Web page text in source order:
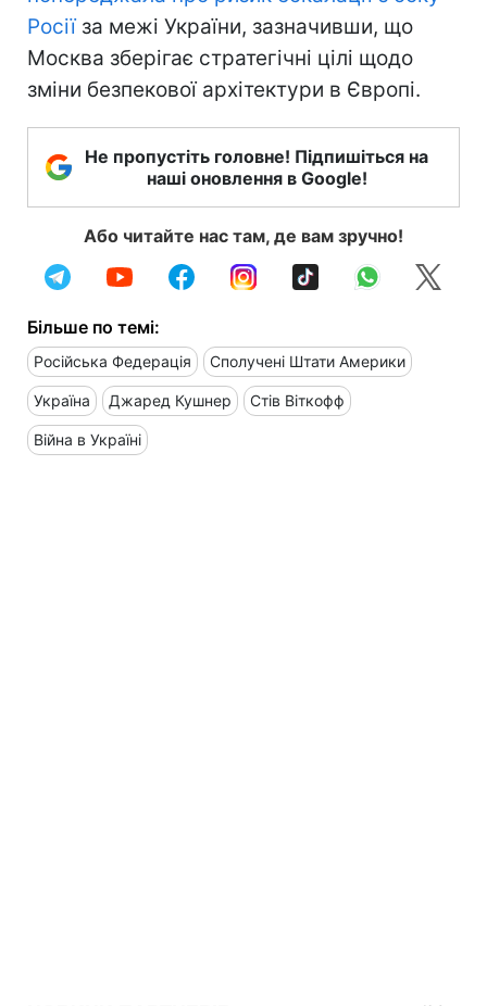
Росіїза межі України, зазначивши, що
Москва зберігає стратегічні цілі щодо
зміни безпекової архітектури в Європі.
Не пропустіть головне! Підпишіться на
наші оновлення в Google!
Або читайте нас там, де вам зручно!
Більше по темі:
Російська Федерація Сполучені Штати Америки
Україна Джаред Кушнер Стів Віткофф
Війна в Україні